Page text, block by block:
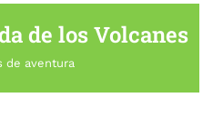
de los Volcanes
de aventura